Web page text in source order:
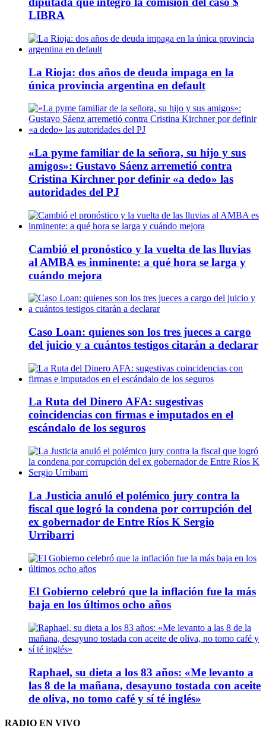
LIBRA
La Rioja: dos años de deuda impaga en la
única provincia argentina en default
«La pyme familiar de la señora, su hijo y sus
amigos»: Gustavo Sáenz arremetió contra
Cristina Kirchner por definir «a dedo» las
autoridades del PJ
Cambió el pronóstico y la vuelta de las lluvias
al AMBA es inminente: a qué hora se larga y
cuándo mejora
Caso Loan: quienes son los tres jueces a cargo
del juicio y a cuántos testigos citarán a declarar
La Ruta del Dinero AFA: sugestivas
coincidencias con firmas e imputados en el
escándalo de los seguros
La Justicia anuló el polémico jury contra la
fiscal que logró la condena por corrupción del
ex gobernador de Entre Ríos K Sergio
Urribarri
El Gobierno celebró que la inflación fue la más
baja en los últimos ocho años
Raphael, su dieta a los 83 años: «Me levanto a
las 8 de la mañana, desayuno tostada con aceite
de oliva, no tomo café y sí té inglés»
RADIO EN VIVO